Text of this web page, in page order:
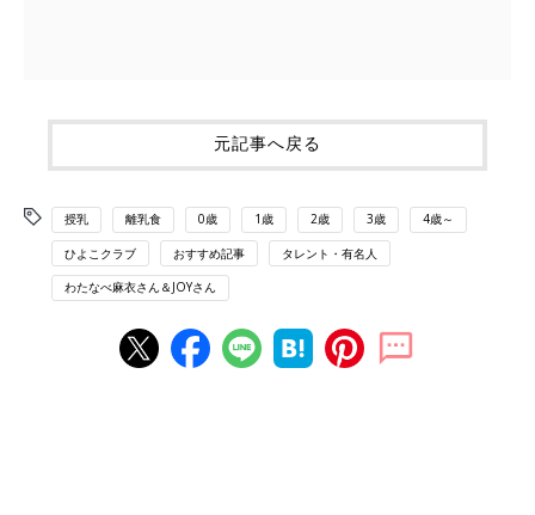
元記事へ戻る
授乳 離乳食 0歳 1歳 2歳 3歳 4歳～
ひよこクラブ おすすめ記事 タレント・有名人
わたなべ麻衣さん＆JOYさん